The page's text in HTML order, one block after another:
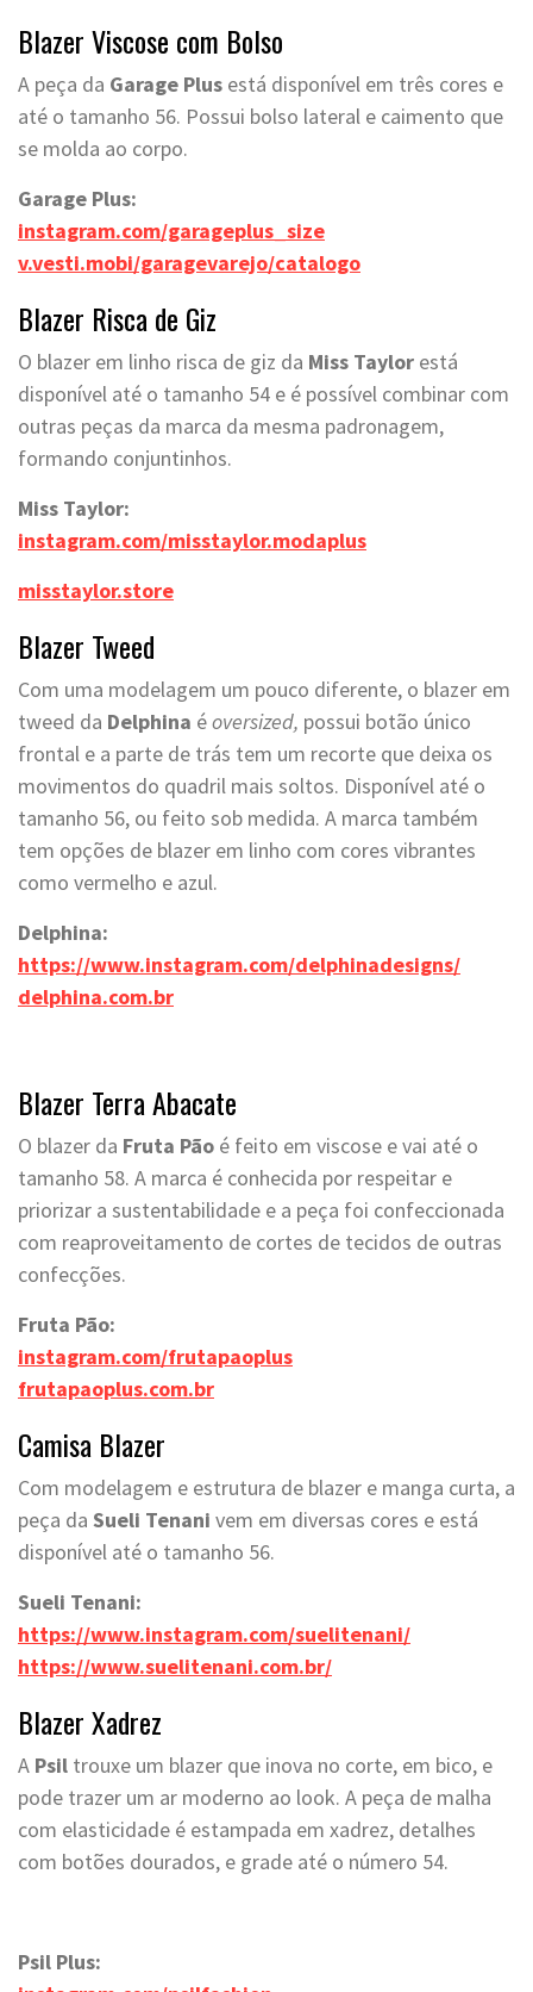
Blazer Viscose com Bolso
A peça da Garage Plus está disponível em três cores e
até o tamanho 56. Possui bolso lateral e caimento que
se molda ao corpo.
Garage Plus:
instagram.com/garageplus_size
v.vesti.mobi/garagevarejo/catalogo
Blazer Risca de Giz
O blazer em linho risca de giz da Miss Taylor está
disponível até o tamanho 54 e é possível combinar com
outras peças da marca da mesma padronagem,
formando conjuntinhos.
Miss Taylor:
instagram.com/misstaylor.modaplus
misstaylor.store
Blazer Tweed
Com uma modelagem um pouco diferente, o blazer em
tweed da Delphina éoversized, possui botão único
frontal e a parte de trás tem um recorte que deixa os
movimentos do quadril mais soltos. Disponível até o
tamanho 56, ou feito sob medida. A marca também
tem opções de blazer em linho com cores vibrantes
como vermelho e azul.
Delphina:
https://www.instagram.com/delphinadesigns/
delphina.com.br
Blazer Terra Abacate
O blazer da Fruta Pão é feito em viscose e vai até o
tamanho 58. A marca é conhecida por respeitar e
priorizar a sustentabilidade e a peça foi confeccionada
com reaproveitamento de cortes de tecidos de outras
confecções.
Fruta Pão:
instagram.com/frutapaoplus
frutapaoplus.com.br
Camisa Blazer
Com modelagem e estrutura de blazer e manga curta, a
peça da Sueli Tenani vem em diversas cores e está
disponível até o tamanho 56.
Sueli Tenani:
https://www.instagram.com/suelitenani/
https://www.suelitenani.com.br/
Blazer Xadrez
A Psil trouxe um blazer que inova no corte, em bico, e
pode trazer um ar moderno ao look. A peça de malha
com elasticidade é estampada em xadrez, detalhes
com botões dourados, e grade até o número 54.
Psil Plus: